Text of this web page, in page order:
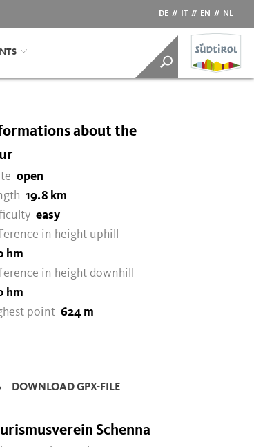
DE // IT // EN // NL
about the
open
19.8 km
easy
in height uphill
hm
in height downhill
hm
point 624 m
DOWNLOAD GPX-FILE
Schenna